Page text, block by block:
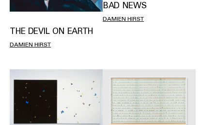
THE DEVIL ON EARTH
DAMIEN HIRST
BAD NEWS
DAMIEN HIRST